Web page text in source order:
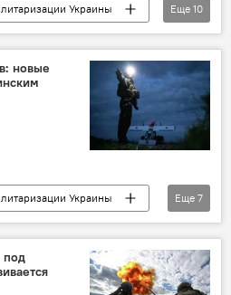
Украины
Sputnik Латвия
удар
Еще 10
новые
Украины
военная операция
безопасность
Еще 7
под